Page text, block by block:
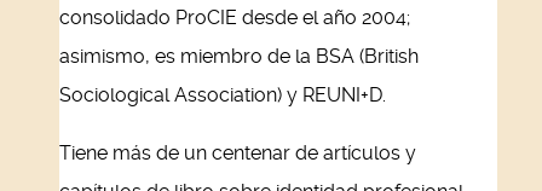
consolidado ProCIE desde el año 2004;
asimismo, es miembro de la BSA (British
Sociological Association) y REUNI+D.
Tiene más de un centenar de artículos y